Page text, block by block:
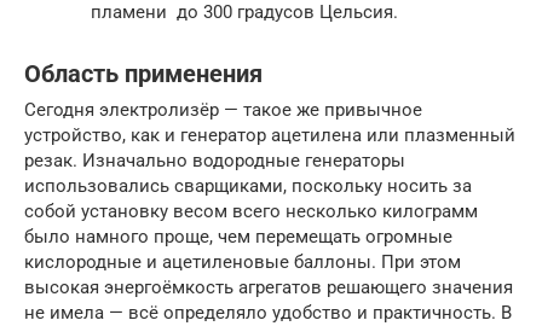
пламени до 300 градусов Цельсия.
Область применения
Сегодня электролизёр — такое же привычное
устройство, как и генератор ацетилена или плазменный
резак. Изначально водородные генераторы
использовались сварщиками, поскольку носить за
собой установку весом всего несколько килограмм
было намного проще, чем перемещать огромные
кислородные и ацетиленовые баллоны. При этом
высокая энергоёмкость агрегатов решающего значения
не имела — всё определяло удобство и практичность. В